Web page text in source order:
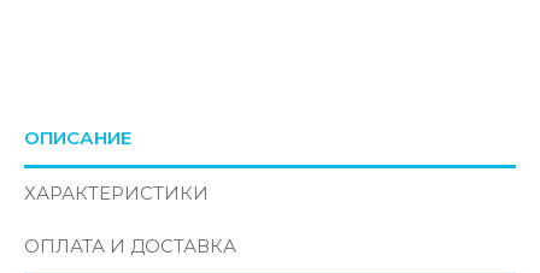
ОПИСАНИЕ
ХАРАКТЕРИСТИКИ
ОПЛАТА И ДОСТАВКА